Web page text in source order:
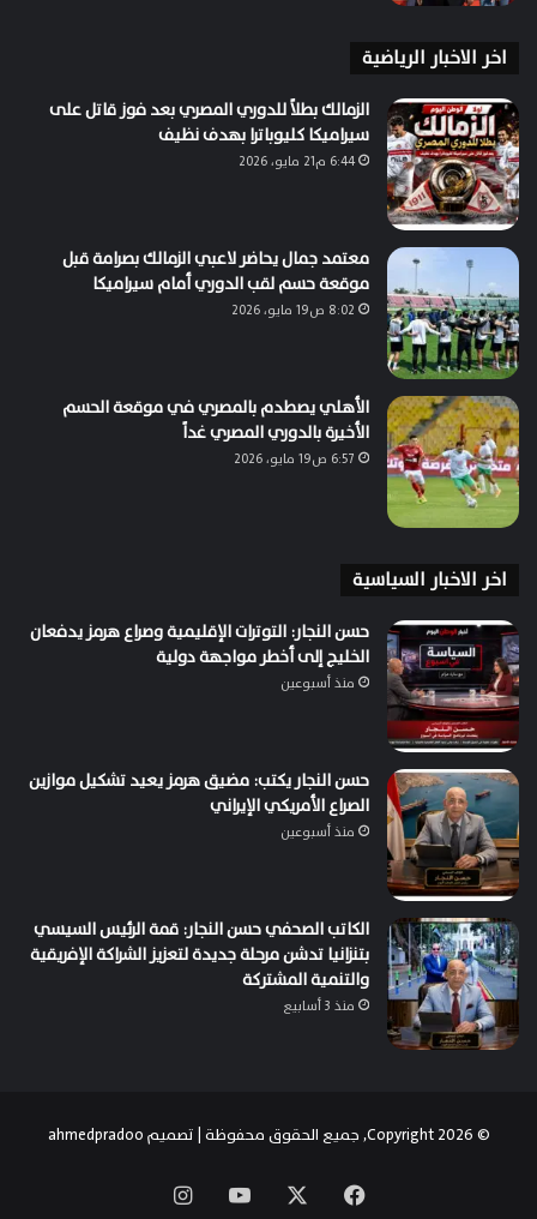
اخر الاخبار الرياضية
الزمالك بطلاً للدوري المصري بعد فوز قاتل على
سيراميكا كليوباترا بهدف نظيف
6:44 م21 مايو، 2026
معتمد جمال يحاضر لاعبي الزمالك بصرامة قبل
موقعة حسم لقب الدوري أمام سيراميكا
8:02 ص19 مايو، 2026
الأهلي يصطدم بالمصري في موقعة الحسم
الأخيرة بالدوري المصري غداً
6:57 ص19 مايو، 2026
اخر الاخبار السياسية
حسن النجار: التوترات الإقليمية وصراع هرمز يدفعان
الخليج إلى أخطر مواجهة دولية
منذ أسبوعين
حسن النجار يكتب: مضيق هرمز يعيد تشكيل موازين
الصراع الأمريكي الإيراني
منذ أسبوعين
الكاتب الصحفي حسن النجار: قمة الرئيس السيسي
بتنزانيا تدشن مرحلة جديدة لتعزيز الشراكة الإفريقية
والتنمية المشتركة
منذ 3 أسابيع
© Copyright 2026, جميع الحقوق محفوظة | تصميم ahmedpradoo
فيسبوك ‫YouTube